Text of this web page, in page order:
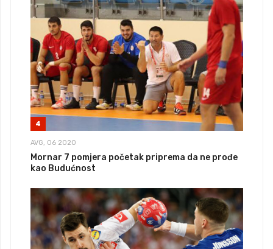
4
AVG, 06 2020
Mornar 7 pomjera početak priprema da ne prođe
kao Budućnost